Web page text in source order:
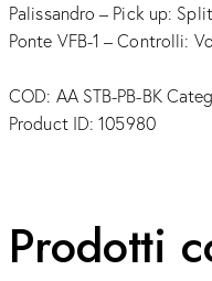
Palissandro – Pick up:
Ponte VFB-1 – Controlli:
COD: AA STB-PB-BK
Product ID:105980
Prodotti